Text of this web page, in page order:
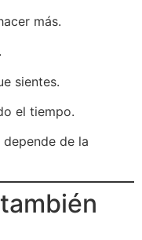
más.
sientes.
el tiempo.
de la